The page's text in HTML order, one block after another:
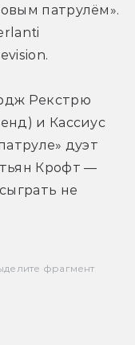
патрулём».
Рекстрю
и Кассиус
дуэт
Крофт —
не
фрагмент